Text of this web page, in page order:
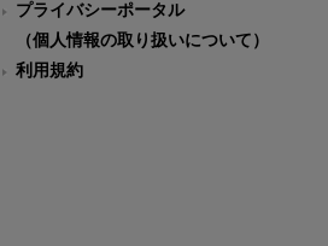
プライバシーポータル
（個人情報の取り扱いについて）
利用規約